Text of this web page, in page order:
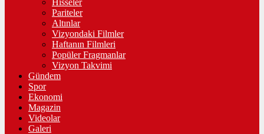
Hisseler
Pariteler
Altınlar
Vizyondaki Filmler
Haftanın Filmleri
Popüler Fragmanlar
Vizyon Takvimi
Gündem
Spor
Ekonomi
Magazin
Videolar
Galeri